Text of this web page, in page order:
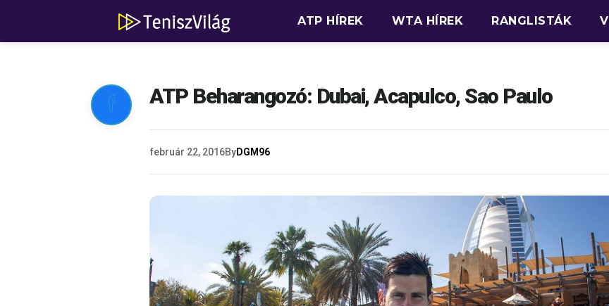
ATP HÍREK WTA HÍREK RANGLISTÁK
 ATP Beharangozó: Dubai, Acapulco, Sao Paulo
február 22, 2016ByDGM96